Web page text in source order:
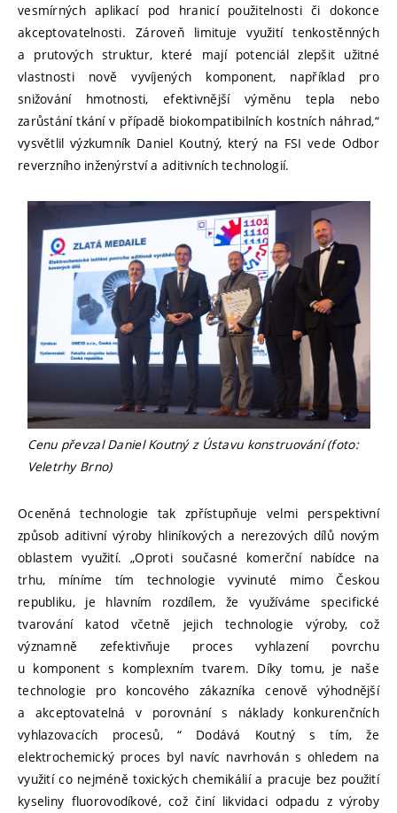
vesmírných aplikací pod hranicí použitelnosti či dokonce
akceptovatelnosti. Zároveň limituje využití tenkostěnných
a prutových struktur, které mají potenciál zlepšit užitné
vlastnosti nově vyvíjených komponent, například pro
snižování hmotnosti, efektivnější výměnu tepla nebo
zarůstání tkání v případě biokompatibilních kostních náhrad,“
vysvětlil výzkumník Daniel Koutný, který na FSI vede Odbor
reverzního inženýrství a aditivních technologií.
Cenu převzal Daniel Koutný z Ústavu konstruování (foto:
Veletrhy Brno)
Oceněná technologie tak zpřístupňuje velmi perspektivní
způsob aditivní výroby hliníkových a nerezových dílů novým
oblastem využití. „Oproti současné komerční nabídce na
trhu, míníme tím technologie vyvinuté mimo Českou
republiku, je hlavním rozdílem, že využíváme specifické
tvarování katod včetně jejich technologie výroby, což
významně zefektivňuje proces vyhlazení povrchu
u komponent s komplexním tvarem. Díky tomu, je naše
technologie pro koncového zákazníka cenově výhodnější
a akceptovatelná v porovnání s náklady konkurenčních
vyhlazovacích procesů, “ Dodává Koutný s tím, že
elektrochemický proces byl navíc navrhován s ohledem na
využití co nejméně toxických chemikálií a pracuje bez použití
kyseliny fluorovodíkové, což činí likvidaci odpadu z výroby